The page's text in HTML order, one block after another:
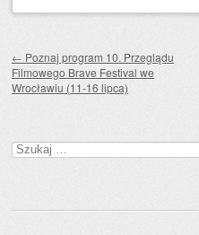
← Poznaj program 10. Przeglądu
Filmowego Brave Festival we
Wrocławiu (11-16 lipca)
Szukaj: